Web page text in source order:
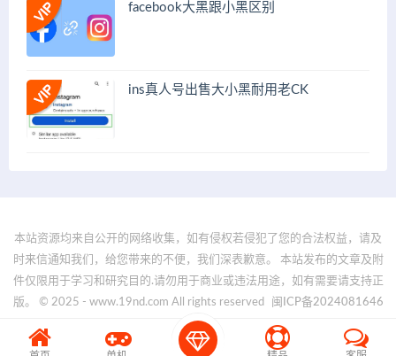
facebook大黑跟小黑区别
ins真人号出售大小黑耐用老CK
本站资源均来自公开的网络收集，如有侵权若侵犯了您的合法权益，请及
时来信通知我们，给您带来的不便，我们深表歉意。 本站发布的文章及附
件仅限用于学习和研究目的.请勿用于商业或违法用途，如有需要请支持正
版。 © 2025 - www.19nd.com All rights reserved
闽ICP备2024081646
号-1